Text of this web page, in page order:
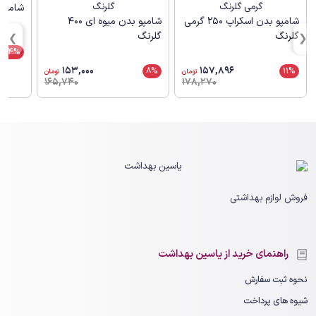
شامپو بدن اسکراپ 250 گرمی
گلرنگ
11%
157,896 تومان
178,270
شامپو بدن میوه ای 400
گلرنگ
8%
153,000 تومان
165,740
24%
فروش لوازم بهداشتی
راهنمای خرید از یاسین بهداشت
نحوه ثبت سفارش
شیوه های پرداخت